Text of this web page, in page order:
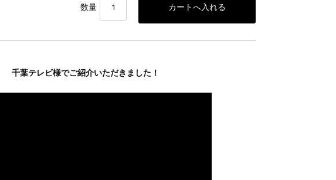
数量
千葉テレビ様でご紹介いただきました！